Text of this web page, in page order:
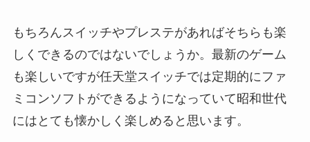
もちろんスイッチやプレステがあればそちらも楽
しくできるのではないでしょうか。最新のゲーム
も楽しいですが任天堂スイッチでは定期的にファ
ミコンソフトができるようになっていて昭和世代
にはとても懐かしく楽しめると思います。